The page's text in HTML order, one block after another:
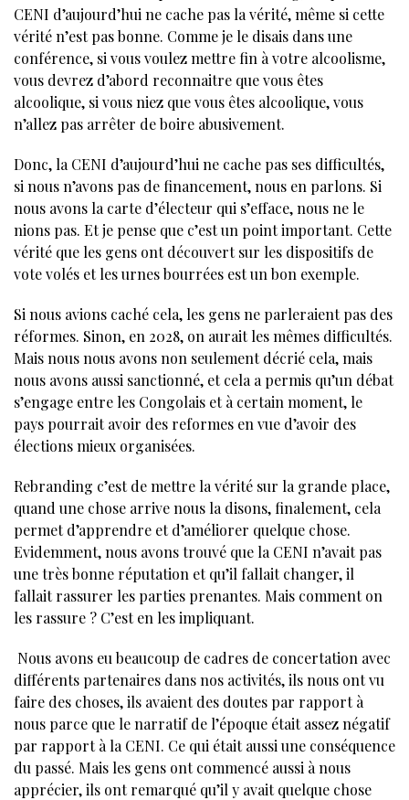
CENI d’aujourd’hui ne cache pas la vérité, même si cette
vérité n’est pas bonne. Comme je le disais dans une
conférence, si vous voulez mettre fin à votre alcoolisme,
vous devrez d’abord reconnaitre que vous êtes
alcoolique, si vous niez que vous êtes alcoolique, vous
n’allez pas arrêter de boire abusivement.
Donc, la CENI d’aujourd’hui ne cache pas ses difficultés,
si nous n’avons pas de financement, nous en parlons. Si
nous avons la carte d’électeur qui s’efface, nous ne le
nions pas. Et je pense que c’est un point important. Cette
vérité que les gens ont découvert sur les dispositifs de
vote volés et les urnes bourrées est un bon exemple.
Si nous avions caché cela, les gens ne parleraient pas des
réformes. Sinon, en 2028, on aurait les mêmes difficultés.
Mais nous nous avons non seulement décrié cela, mais
nous avons aussi sanctionné, et cela a permis qu’un débat
s’engage entre les Congolais et à certain moment, le
pays pourrait avoir des reformes en vue d’avoir des
élections mieux organisées.
Rebranding c’est de mettre la vérité sur la grande place,
quand une chose arrive nous la disons, finalement, cela
permet d’apprendre et d’améliorer quelque chose.
Evidemment, nous avons trouvé que la CENI n’avait pas
une très bonne réputation et qu’il fallait changer, il
fallait rassurer les parties prenantes. Mais comment on
les rassure ? C’est en les impliquant.
Nous avons eu beaucoup de cadres de concertation avec
différents partenaires dans nos activités, ils nous ont vu
faire des choses, ils avaient des doutes par rapport à
nous parce que le narratif de l’époque était assez négatif
par rapport à la CENI. Ce qui était aussi une conséquence
du passé. Mais les gens ont commencé aussi à nous
apprécier, ils ont remarqué qu’il y avait quelque chose